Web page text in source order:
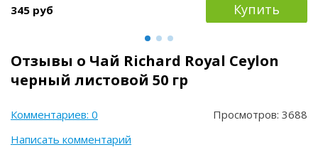
345 руб
Купить
Отзывы о Чай Richard Royal Ceylon
черный листовой 50 гр
Комментариев: 0
Просмотров: 3688
Написать комментарий